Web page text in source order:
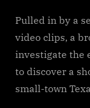
Pulled in by a
video clips, a
investigate the
to discover a
small-town